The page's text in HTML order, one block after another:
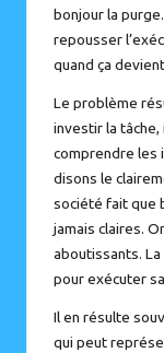
bonjour la
repousser
quand ça
Le problème
investir la tâche,
comprendre les
disons le
société fait que
jamais claires.
aboutissants.
pour exécuter
Il en résulte
qui peut